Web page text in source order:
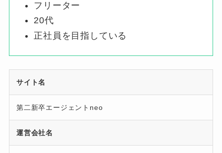
フリーター
20代
正社員を目指している
サイト名
第二新卒エージェントneo
運営会社名